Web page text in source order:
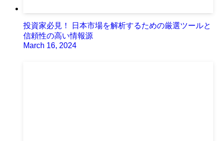
投資家必見！ 日本市場を解析するための厳選ツールと
信頼性の高い情報源
March 16, 2024